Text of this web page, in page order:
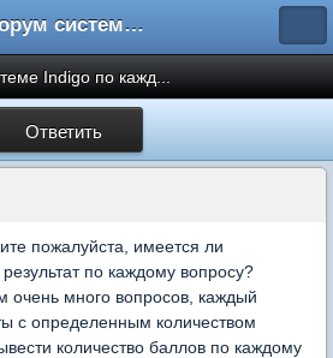
Форум системы тестирования INDIGO
Indigo по кажд...
Ответить
пожалуйста, имеется ли
по каждому вопросу?
очень много вопросов, каждый
с определенным количеством
количество баллов по каждому